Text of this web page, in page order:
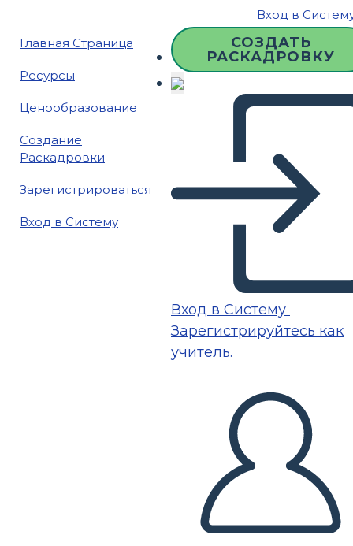
Вход в
Главная Страница
Ресурсы
Ценообразование
Создание
Раскадровки
Зарегистрироваться
Вход в Систему
СОЗДАТЬ
РАСКАДРОВКУ
Вход в Систему
Зарегистрируйтесь как
учитель.